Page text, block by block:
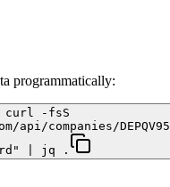
programmatically:
curl -fsS
companies/
| jq .